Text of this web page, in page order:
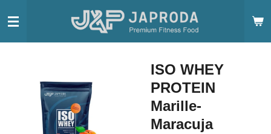
Hauptinhalt
ISO WHEY
PROTEIN
Marille-
Maracuja